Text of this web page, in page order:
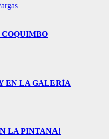
EN LA GALERÍA
LA PINTANA!